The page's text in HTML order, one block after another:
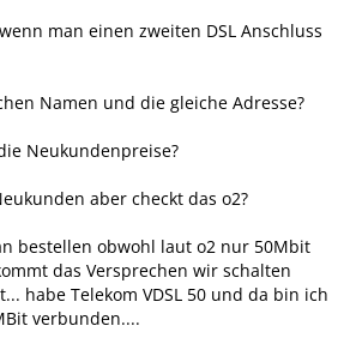
man einen zweiten DSL Anschluss
Namen und die gleiche Adresse?
Neukundenpreise?
aber checkt das o2?
bestellen obwohl laut o2 nur 50Mbit
das Versprechen wir schalten
habe Telekom VDSL 50 und da bin ich
verbunden....